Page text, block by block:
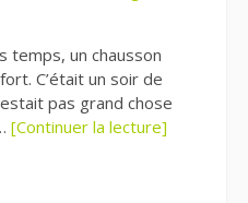
temps, un chausson
C’était un soir de
pas grand chose
[Continuer la lecture]